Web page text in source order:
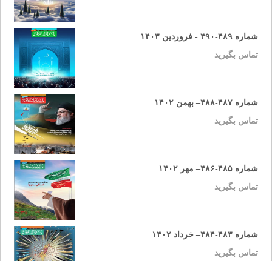
شماره ۴۸۹-۴۹۰ - فروردین ۱۴۰۳
تماس بگیرید
شماره ۴۸۷-۴۸۸– بهمن ۱۴۰۲
تماس بگیرید
شماره ۴۸۵-۴۸۶– مهر ۱۴۰۲
تماس بگیرید
شماره ۴۸۳-۴۸۴– خرداد ۱۴۰۲
تماس بگیرید